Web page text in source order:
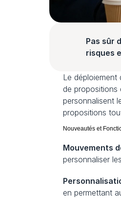
Pas sûr
risques
Le déploiement
de propositions
personnalisent
propositions
Nouveautés et
Mouvements
personnaliser
en permettant